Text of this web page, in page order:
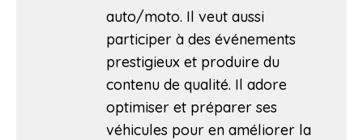
auto/moto. Il veut aussi
participer à des événements
prestigieux et produire du
contenu de qualité. Il adore
optimiser et préparer ses
véhicules pour en améliorer la